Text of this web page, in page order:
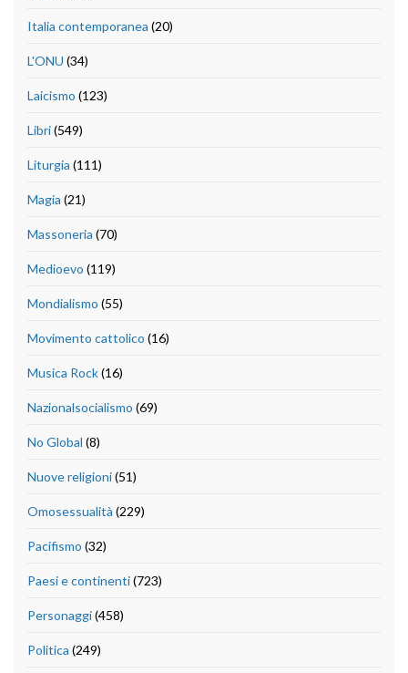
Italia contemporanea (20)
L'ONU (34)
Laicismo (123)
Libri(549)
Liturgia (111)
Magia (21)
Massoneria (70)
Medioevo (119)
Mondialismo (55)
Movimento cattolico (16)
Musica Rock(16)
Nazionalsocialismo (69)
No Global (8)
Nuove religioni(51)
Omosessualità (229)
Pacifismo (32)
Paesi e continenti(723)
Personaggi(458)
Politica (249)